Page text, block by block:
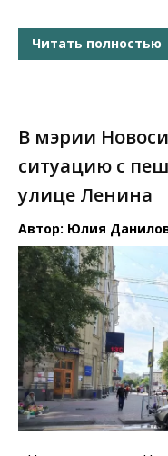
Читать полностью
В мэрии
ситуацию с
улице Ленина
Автор: Юлия